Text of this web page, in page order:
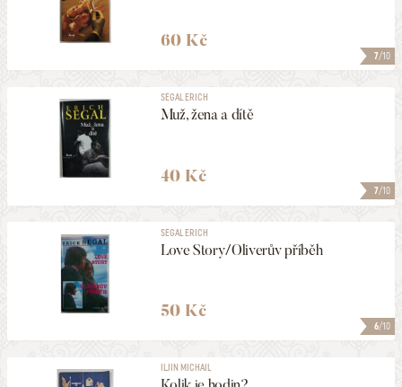
7/10
60 Kč
7/10
SEGAL ERICH
Muž, žena a dítě
40 Kč
6/10
SEGAL ERICH
Love Story/Oliverův příběh
50 Kč
ILJIN MICHAIL